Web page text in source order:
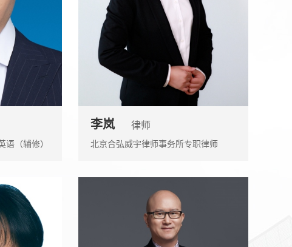
语（辅修）
李岚 律师
北京合弘威宇律师事务所专职律师